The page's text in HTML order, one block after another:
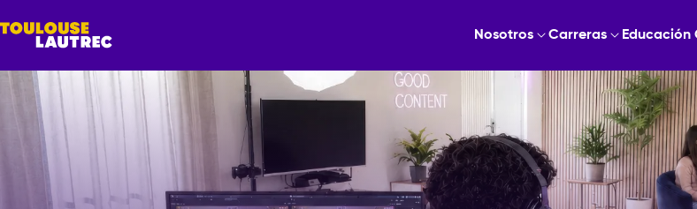
Nosotros Carreras Educación